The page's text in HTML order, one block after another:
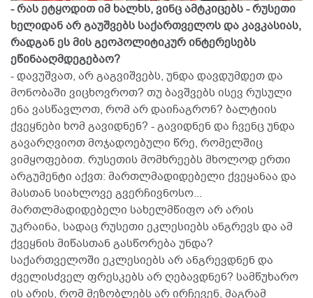
- რას ეტყოდით იმ ხალხს, ვინც ამტკიცებს - რუსეთი
ხელიდან არ გაუშვებს საქართველოს და კავკასიას,
რადგან ეს მის გეოპოლიტიკურ ინტერესებს
ეწინააღმდეგებაო?
- დავუშვათ, არ გაგვიშვებს, უნდა დავდუმდეთ და
მონობაში ვიცხოვროთ? თუ ბავშვებს ისევ რუსული
ენა ვასწავლოთ, რომ არ დაიჩაგრონ? ბალტიის
ქვეყნები ხომ გავიდნენ? - გავიდნენ და ჩვენც უნდა
გავარღვიოთ მოჯადოებული წრე, რომელშიც
ვიმყოფებით. რუსეთის მომხრეებს მხოლოდ ერთი
არგუმენტი აქვთ: მართლმადიდებელი ქვეყანაა და
მასთან სიახლოვე გვერჩივნოსო...
მართლმადიდებელი სახელმწიფო არ არის
უკრაინა, სადაც რუსეთი ეკლესიებს ანგრევს და ამ
ქვეყნის მიწასთან გასწორება უნდა?
საქართველოში ეკლესიებს არ ანგრევდნენ და
ძველისძველ ფრესკებს არ ღებავდნენ? სამწუხარო
ის არის, რომ მეზობლებს არ ირჩევენ, მაგრამ